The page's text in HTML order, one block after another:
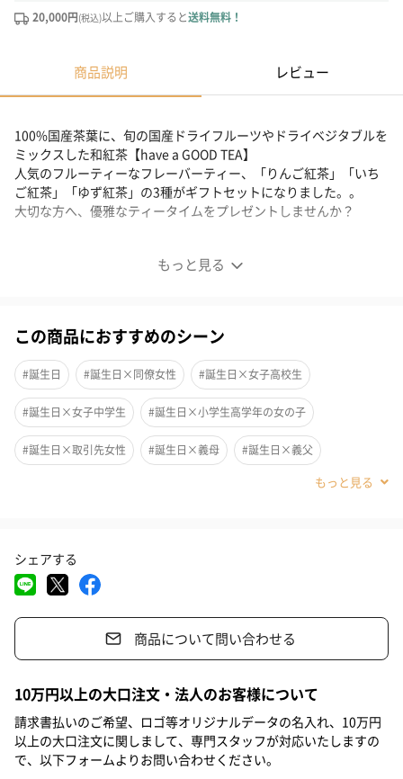
20,000円(税込)以上ご購入すると送料無料！
商品説明 レビュー
もっと見る
100%国産茶葉に、旬の国産ドライフルーツやドライベジタブルを
ミックスした和紅茶【have a GOOD TEA】
人気のフルーティーなフレーバーティー、「りんご紅茶」「いち
ご紅茶」「ゆず紅茶」の3種がギフトセットになりました。。
大切な方へ、優雅なティータイムをプレゼントしませんか？
果実の紅茶でリフレッシュ
フルーティーなフレーバーティー3種のギフトセットです。
も「have a GOOD TEA」のナチュラルな美味しさをお楽しみいた
だけます。
りんご紅茶
飲んだ後、ふんわりりんごの風味が心地よい紅茶です。
この商品におすすめのシーン
#誕生日 #誕生日×同僚女性 #誕生日×女子高校生
#誕生日×女子中学生 #誕生日×小学生高学年の女の子
#誕生日×取引先女性 #誕生日×義母 #誕生日×義父
#誕生日×祖母
#お祝い
#お歳暮 #お礼
#女子高校生 #女子中学生 #小学生高学年の女の子
#祖母 #母親 #父親 #女性 #女友達 #上司女性 #妻
#男性 #上司男性 #20代後半 #30代 #40代 #20代前半
シェアする
商品について問い合わせる
10万円以上の大口注文・法人のお客様について
請求書払いのご希望、ロゴ等オリジナルデータの名入れ、10万円
以上の大口注文に関しまして、専門スタッフが対応いたしますの
で、以下フォームよりお問い合わせください。